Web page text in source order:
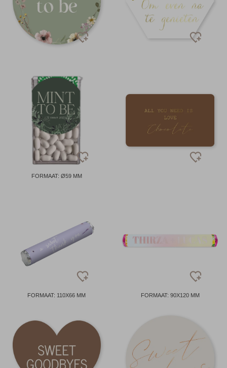
FORMAAT: Ø59 MM
FORMAAT: 110X66 MM FORMAAT: 90X120 MM